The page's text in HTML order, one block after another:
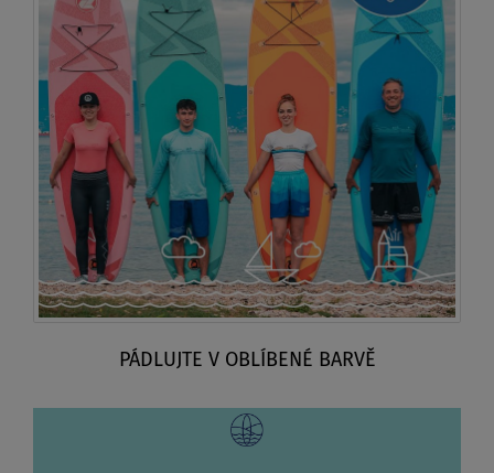
PÁDLUJTE V OBLÍBENÉ BARVĚ